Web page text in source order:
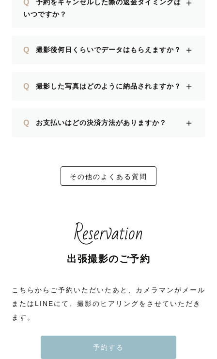
Q
予約をキャンセルした際の返金タイミングは
いつですか？
＋
Q 撮影後何日くらいでデータはもらえますか？ ＋
Q 撮影した写真はどのように納品されますか？ ＋
Q お支払いはどの決済方法がありますか？ ＋
その他のよくある質問
Reservation
出張撮影のご予約
こちらからご予約いただいたあと、カメラマンがメール
またはLINEにて、撮影のヒアリングをさせていただき
ます。
予約する